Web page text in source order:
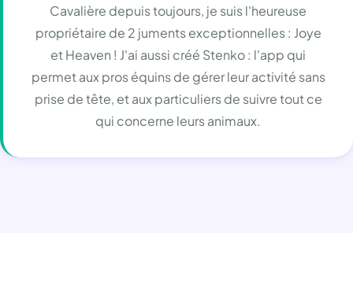
Cavalière depuis toujours, je suis l'heureuse
propriétaire de 2 juments exceptionnelles : Joye
et Heaven ! J'ai aussi créé Stenko : l'app qui
permet aux pros équins de gérer leur activité sans
prise de tête, et aux particuliers de suivre tout ce
qui concerne leurs animaux.